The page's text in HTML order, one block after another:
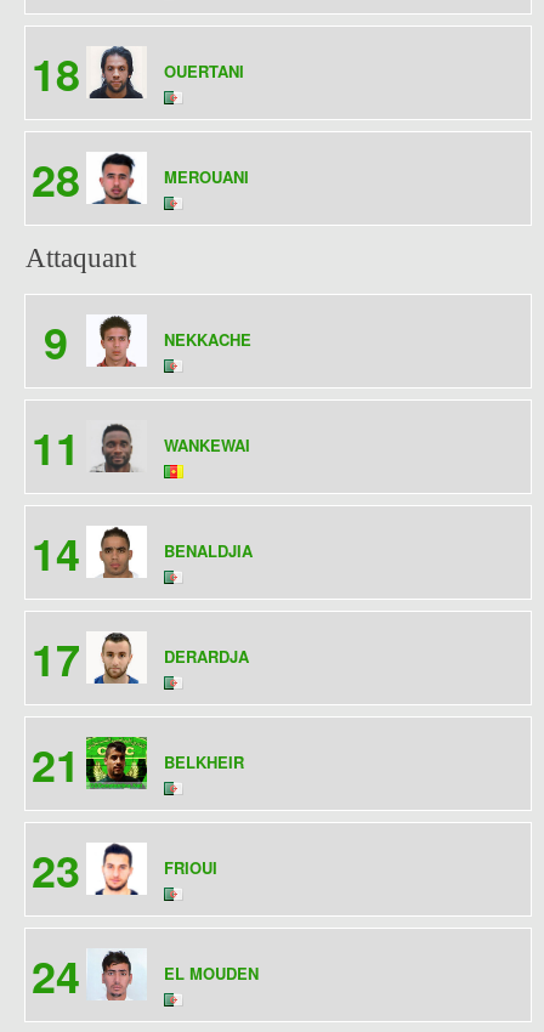
18 OUERTANI
28 MEROUANI
Attaquant
9 NEKKACHE
11 WANKEWAI
14 BENALDJIA
17 DERARDJA
21 BELKHEIR
23 FRIOUI
24 EL MOUDEN